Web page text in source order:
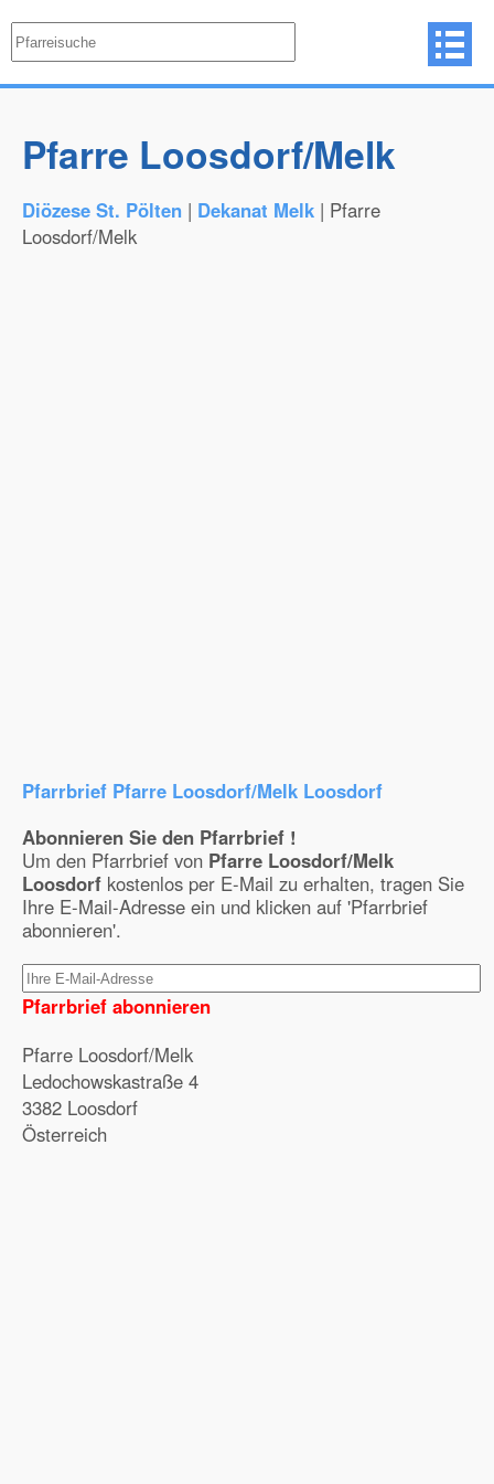
Pfarre Loosdorf/Melk
Diözese St. Pölten | Dekanat Melk | Pfarre
Loosdorf/Melk
Pfarrbrief Pfarre Loosdorf/Melk Loosdorf
Abonnieren Sie den Pfarrbrief !
Um den Pfarrbrief von Pfarre Loosdorf/Melk
Loosdorf kostenlos per E-Mail zu erhalten, tragen Sie
Ihre E-Mail-Adresse ein und klicken auf 'Pfarrbrief
abonnieren'.
Pfarrbrief abonnieren
Pfarre Loosdorf/Melk
Ledochowskastraße 4
3382 Loosdorf
Österreich